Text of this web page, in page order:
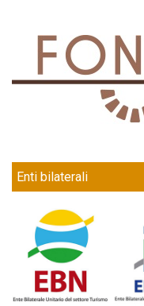
Enti bilaterali